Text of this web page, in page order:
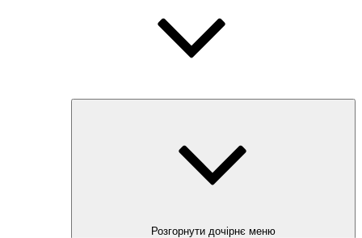
Розгорнути дочірнє меню